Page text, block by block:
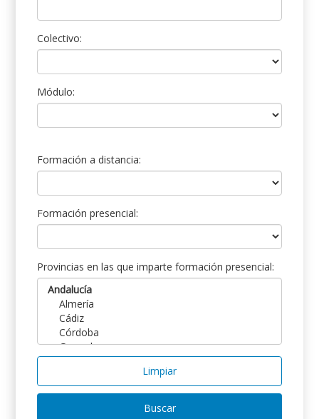
Colectivo:
Módulo:
Formación a distancia:
Formación presencial:
Provincias en las que imparte formación presencial:
Limpiar
Buscar